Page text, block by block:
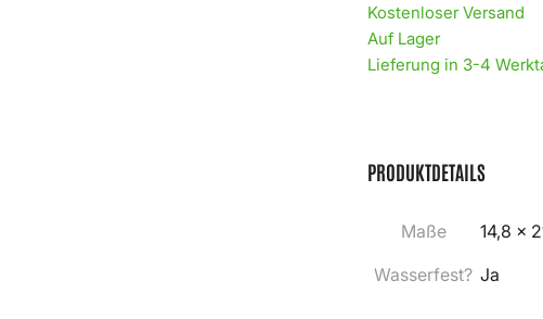
Kostenloser Versand
Auf Lager
Lieferung in 3-4
PRODUKTDETAILS
Maße
14,8 ×
Wasserfest? Ja